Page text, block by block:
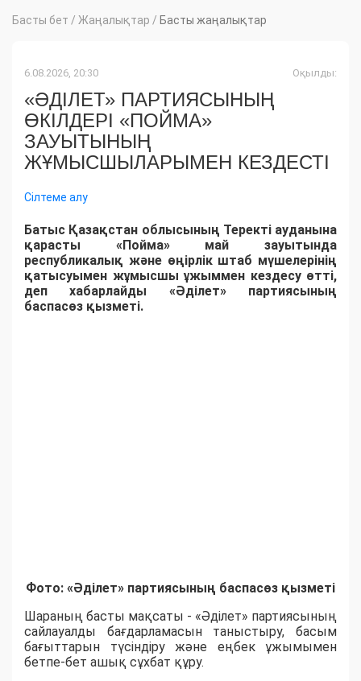
Басты бет / Жаңалықтар / Басты жаңалықтар
6.08.2026, 20:30 Оқылды:
«ӘДІЛЕТ» ПАРТИЯСЫНЫҢ
ӨКІЛДЕРІ «ПОЙМА»
ЗАУЫТЫНЫҢ
ЖҰМЫСШЫЛАРЫМЕН КЕЗДЕСТІ
Сілтеме алу
Батыс Қазақстан облысының Теректі ауданына
қарасты «Пойма» май зауытында
республикалық және өңірлік штаб мүшелерінің
қатысуымен жұмысшы ұжыммен кездесу өтті,
деп хабарлайды «Әділет» партиясының
баспасөз қызметі.
Фото: «Әділет» партиясының баспасөз қызметі
Шараның басты мақсаты - «Әділет» партиясының
сайлауалды бағдарламасын таныстыру, басым
бағыттарын түсіндіру және еңбек ұжымымен
бетпе-бет ашық сұхбат құру.